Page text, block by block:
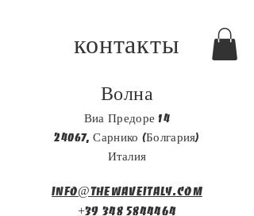
контакты
Волна
Виа Предоре 14
24067, Сарнико (Болгария)
Италия
info@thewaveitaly.com
+39 348 5844464